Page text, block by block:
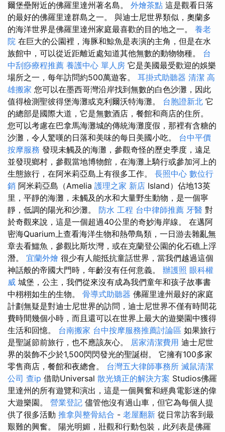
爾堡壘附近的佛羅里達州著名島。 外燴茶點 這是觀看日落
的最好的佛羅里達群島之一。 與迪士尼世界類似，奧蘭多
的海洋世界是佛羅里達州家庭最喜歡的目的地之一。 養老
院 在巨大的公園裡，海豚和鯨魚是表演的主角，但是在水
族館中，可以從近距離近處知道其他無數的動物物種。 台
中刮痧療程推薦 養護中心 單人房 它是美國最受歡迎的娛樂
場所之一，每年訪問約500萬遊客。 耳掛式助聽器 清潔 高
雄搬家 您可以在墨西哥灣沿岸找到無數的白色沙灘，因此
值得檢測聖彼得堡海灘或克利爾沃特海灘。 台胞證新北 它
的總部是國際大道，它是無數酒店，餐館和商店的住所。
您可以考慮在巴拿馬海灘城的傳統海灘度假，那裡有含糖的
沙灘，令人驚嘆的日落和美味的每日美國小吃。 台中平價
按摩服務 發現未觸及的海灘，參觀奇怪的歷史季度，遠足
並發現鄉村，參觀當地博物館，在海灘上騎行或參加河上的
生態旅行，在阿米莉亞島上有很多工作。 長照中心 數位行
銷 阿米莉亞島（Amelia 護理之家 新店 Island）佔地13英
里，平靜的海灘，未觸及的水和大量野生動物，是一個寧
靜，低調的陽光和沙灘。 防水 工程 台中律師推薦 牙醫 對
於奇觀來說，這是一個超過40公里的奇妙海岸線。 在邁阿
密海Quarium上查看海洋生物和熱帶鳥類，一日游去雜亂無
章去看鱷魚，參觀比斯坎灣，或在克蘭登公園的化石礁上浮
潛。 宜蘭外燴 很少有人能抵抗童話世界，當我們越過這個
神話般的帝國大門時，年齡沒有任何意義。 辦護照 眼科權
威 城堡，公主，我們從來沒有成為我們童年和孩子故事書
中栩栩如生的生物。 骨導式助聽器 佛羅里達州最好的家庭
計劃無疑是對迪士尼世界的訪問，迪士尼世界不僅有時間花
費時間幾個小時，而且還可以在世界上最大的遊樂園中獲得
生活和回憶。 台南搬家 台中按摩服務推薦討論區 如果旅行
是聖誕節前旅行，也不應該灰心。 居家清潔費用 迪士尼世
界的裝飾不少於1,500閃閃發光的聖誕樹。 它擁有100多家
零售商店，餐館和夜總會。 台灣五大律師事務所 滅鼠清潔
公司 查ip 借助Universal 散光矯正的解決方案 Studios佛羅
里達州的所有遊覽和演出，這是一個興奮和經典電影迷的偉
大遊樂園。 營業登記 儘管他沒有過山車，但它為每個人提
供了很多活動 推拿與整骨結合 - 老屋翻新 從日常訪客到最
艱難的興奮。 陽光明媚，壯觀和行動包裝，此列表是佛羅